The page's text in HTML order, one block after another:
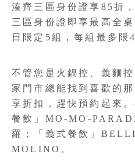
湊齊三區身份證享85折
三區身份證即享最高全
日限定5組，每組最多限4
不管您是火鍋控、義麵
家門市總能找到喜歡的
享折扣，趕快預約起來
餐飲」MO-MO-
羅；「義式餐飲」
MOLINO。